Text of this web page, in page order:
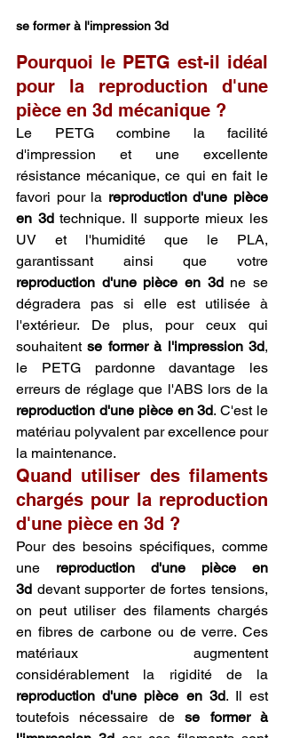
se former à l'impression 3d
Pourquoi le PETG est-il idéal
pour la reproduction d'une
pièce en 3d mécanique ?
Le PETG combine la facilité
d'impression et une excellente
résistance mécanique, ce qui en fait le
favori pour la reproduction d'une pièce
en 3d technique. Il supporte mieux les
UV et l'humidité que le PLA,
reproduction d'une pièce en 3d ne se
dégradera pas si elle est utilisée à
l'extérieur. De plus, pour ceux qui
souhaitent se former à l'impression 3d,
le PETG pardonne davantage les
reproduction d'une pièce en 3d. C'est le
matériau polyvalent par excellence pour
la maintenance.
Quand utiliser des filaments
chargés pour la reproduction
d'une pièce en 3d ?
Pour des besoins spécifiques, comme
une reproduction d'une pièce en
3d devant supporter de fortes tensions,
on peut utiliser des filaments chargés
en fibres de carbone ou de verre. Ces
matériaux augmentent
reproduction d'une pièce en 3d. Il est
toutefois nécessaire de se former à